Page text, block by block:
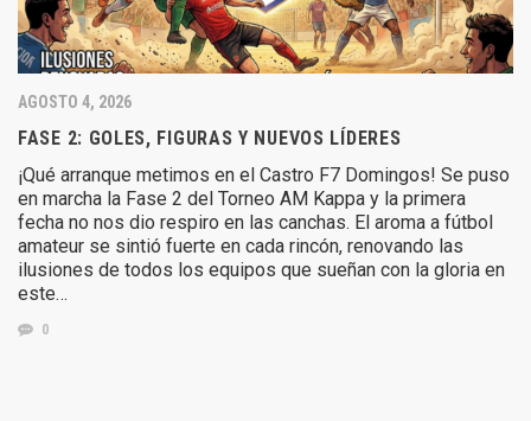
AGOSTO 4, 2026
FASE 2: GOLES, FIGURAS Y NUEVOS LÍDERES
¡Qué arranque metimos en el Castro F7 Domingos! Se puso
en marcha la Fase 2 del Torneo AM Kappa y la primera
fecha no nos dio respiro en las canchas. El aroma a fútbol
amateur se sintió fuerte en cada rincón, renovando las
ilusiones de todos los equipos que sueñan con la gloria en
este…
0